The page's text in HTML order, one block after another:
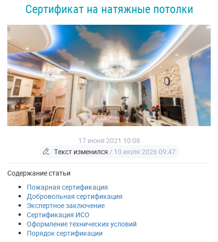
Сертификат на натяжные потолки
17 июня 2021 10:08
Текст изменился / 10 июля 2026 09:47
Содержание статьи
Пожарная сертификация
Добровольная сертификация
Экспертное заключение
Сертификация ИСО
Оформление технических условий
Порядок сертификации